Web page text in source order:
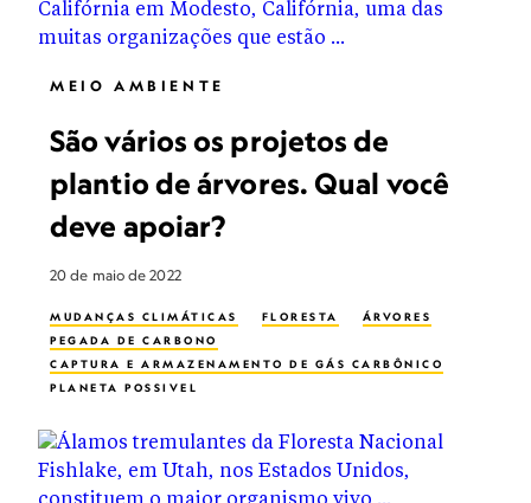
MEIO AMBIENTE
São vários os projetos de
plantio de árvores. Qual você
deve apoiar?
20 de maio de 2022
MUDANÇAS CLIMÁTICAS FLORESTA
ÁRVORES
PEGADA DE CARBONO
CAPTURA E ARMAZENAMENTO DE GÁS CARBÔNICO
PLANETA POSSIVEL